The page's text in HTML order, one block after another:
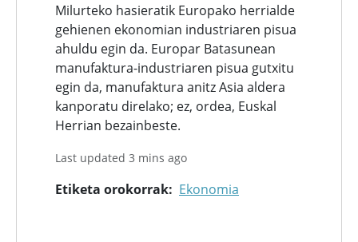
Milurteko hasieratik Europako herrialde
gehienen ekonomian industriaren pisua
ahuldu egin da. Europar Batasunean
manufaktura-industriaren pisua gutxitu
egin da, manufaktura anitz Asia aldera
kanporatu direlako; ez, ordea, Euskal
Herrian bezainbeste.
Last updated 3 mins ago
Etiketa orokorrak Ekonomia